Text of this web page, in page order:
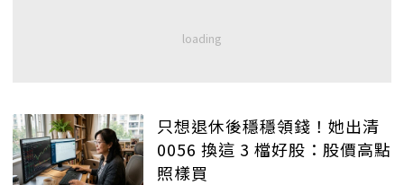
只想退休後穩穩領錢！她出清
0056 換這 3 檔好股：股價高點
照樣買